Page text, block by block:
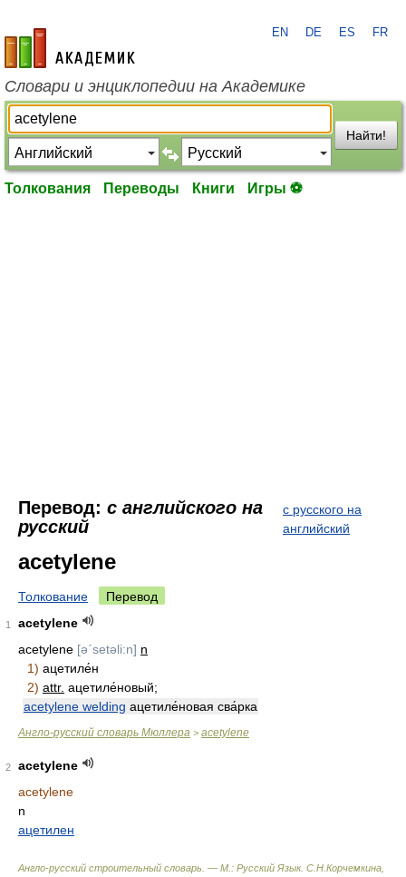
academic.ru
EN DE ES FR
Словари и энциклопедии на Академике
Найти!
Толкования Переводы Книги Игры ⚽
Перевод: с английского на
русский
с русского на
английский
acetylene
Толкование Перевод
1
acetylene
acetylene [əˊsetəli:n] n
1) ацетиле́н
2) attr. ацетиле́новый;
acetylene welding ацетиле́новая сва́рка
Англо-русский словарь Мюллера > acetylene
2
acetylene
acetylene
n
ацетилен
Англо-русский строительный словарь. — М.: Русский Язык. С.Н.Корчемкина,